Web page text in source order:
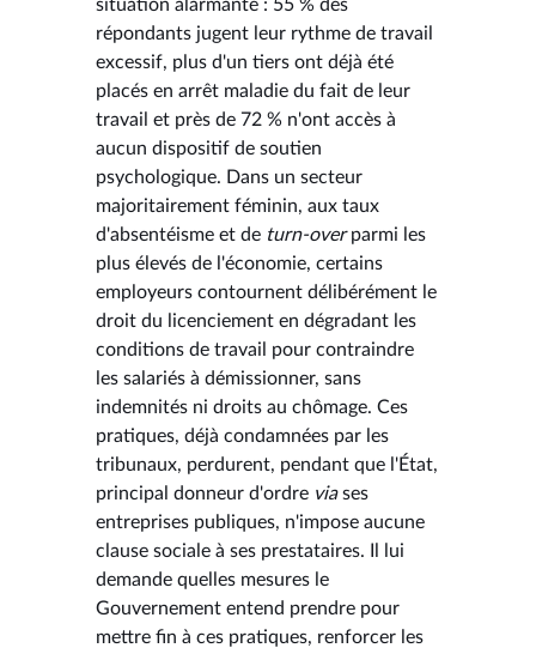
situation alarmante : 55 % des
répondants jugent leur rythme de travail
excessif, plus d'un tiers ont déjà été
placés en arrêt maladie du fait de leur
travail et près de 72 % n'ont accès à
aucun dispositif de soutien
psychologique. Dans un secteur
majoritairement féminin, aux taux
d'absentéisme et de turn-overparmi les
plus élevés de l'économie, certains
employeurs contournent délibérément le
droit du licenciement en dégradant les
conditions de travail pour contraindre
les salariés à démissionner, sans
indemnités ni droits au chômage. Ces
pratiques, déjà condamnées par les
tribunaux, perdurent, pendant que l'État,
principal donneur d'ordre viases
entreprises publiques, n'impose aucune
clause sociale à ses prestataires. Il lui
demande quelles mesures le
Gouvernement entend prendre pour
mettre fin à ces pratiques, renforcer les